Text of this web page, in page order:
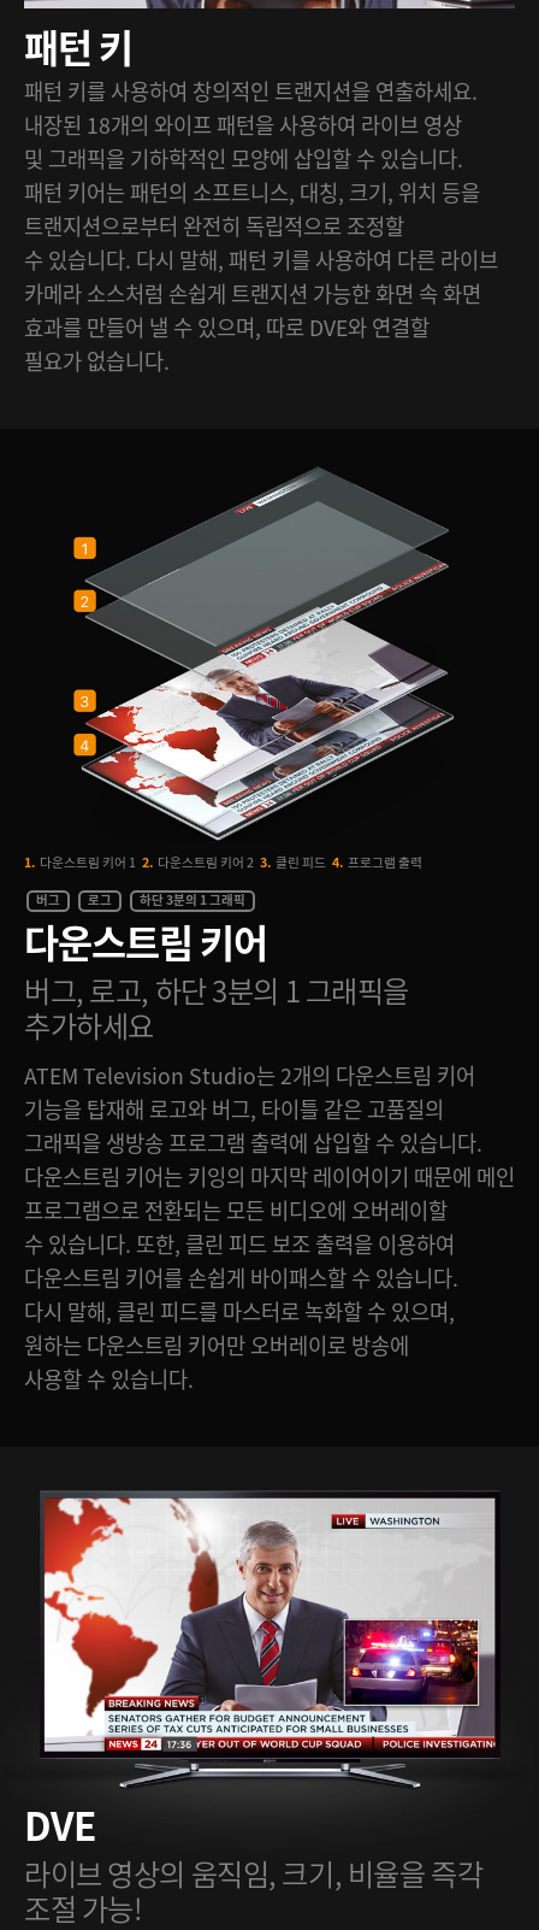
패턴 키
패턴 키를 사용하여 창의적인 트랜지션을 연출하세요.
내장된 18개의 와이프 패턴을 사용하여 라이브 영상
및 그래픽을 기하학적인 모양에 삽입할 수 있습니다.
패턴 키어는 패턴의 소프트니스, 대칭, 크기, 위치 등을
트랜지션으로부터 완전히 독립적으로 조정할
수 있습니다. 다시 말해, 패턴 키를 사용하여 다른 라이브
카메라 소스처럼 손쉽게 트랜지션 가능한 화면 속 화면
효과를 만들어 낼 수 있으며, 따로 DVE와 연결할
필요가 없습니다.
1. 다운스트림 키어 1 2. 다운스트림 키어 2 3. 클린 피드 4. 프로그램 출력
버그 로그 하단 3분의 1 그래픽
다운스트림 키어
버그, 로고, 하단 3분의 1 그래픽을
추가하세요
ATEM Television Studio는 2개의 다운스트림 키어
기능을 탑재해 로고와 버그, 타이틀 같은 고품질의
그래픽을 생방송 프로그램 출력에 삽입할 수 있습니다.
다운스트림 키어는 키잉의 마지막 레이어이기 때문에 메인
프로그램으로 전환되는 모든 비디오에 오버레이할
수 있습니다. 또한, 클린 피드 보조 출력을 이용하여
다운스트림 키어를 손쉽게 바이패스할 수 있습니다.
다시 말해, 클린 피드를 마스터로 녹화할 수 있으며,
원하는 다운스트림 키어만 오버레이로 방송에
사용할 수 있습니다.
DVE
라이브 영상의 움직임, 크기, 비율을 즉각
조절 가능!